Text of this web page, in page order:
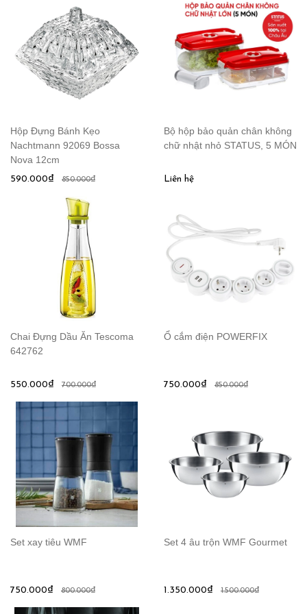
Hộp Đựng Bánh Kẹo
Nachtmann 92069 Bossa
Nova 12cm
590.000₫ 850.000₫
Bộ hộp bảo quản chân không
chữ nhật nhỏ STATUS, 5 MÓN
Liên hệ
Chai Đựng Dầu Ăn Tescoma
642762
550.000₫ 700.000₫
Ổ cắm điện POWERFIX
750.000₫ 850.000₫
Set xay tiêu WMF
750.000₫ 800.000₫
Set 4 âu trộn WMF Gourmet
1.350.000₫ 1.500.000₫